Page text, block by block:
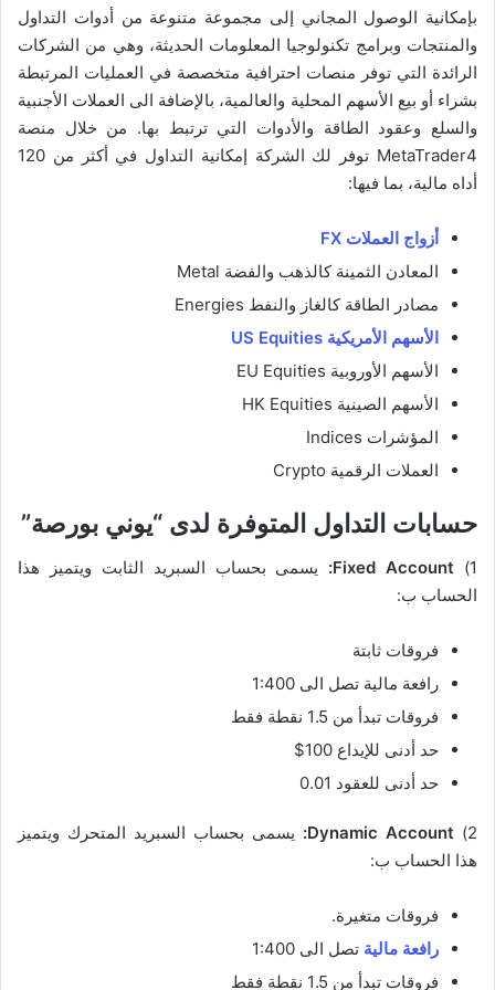
بإمكانية الوصول المجاني إلى مجموعة متنوعة من أدوات التداول
والمنتجات وبرامج تكنولوجيا المعلومات الحديثة، وهي من الشركات
الرائدة التي توفر منصات احترافية متخصصة في العمليات المرتبطة
بشراء أو بيع الأسهم المحلية والعالمية، بالإضافة الى العملات الأجنبية
والسلع وعقود الطاقة والأدوات التي ترتبط بها. من خلال منصة
MetaTrader4 توفر لك الشركة إمكانية التداول في أكثر من 120
أداه مالية، بما فيها:
أزواج العملات FX
المعادن الثمينة كالذهب والفضة Metal
مصادر الطاقة كالغاز والنفط Energies
الأسهم الأمريكية US Equities
الأسهم الأوروبية EU Equities
الأسهم الصينية HK Equities
المؤشرات Indices
العملات الرقمية Crypto
حسابات التداول المتوفرة لدى “يوني بورصة”
1)
Fixed Account:
يسمى بحساب السبريد الثابت ويتميز هذا
الحساب ب:
فروقات ثابتة
رافعة مالية تصل الى 1:400
فروقات تبدأ من 1.5 نقطة فقط
حد أدنى للإيداع 100$
حد أدنى للعقود 0.01
2)
Dynamic Account:
يسمى بحساب السبريد المتحرك ويتميز
هذا الحساب ب:
فروقات متغيرة.
رافعة مالية تصل الى 1:400
فروقات تبدأ من 1.5 نقطة فقط